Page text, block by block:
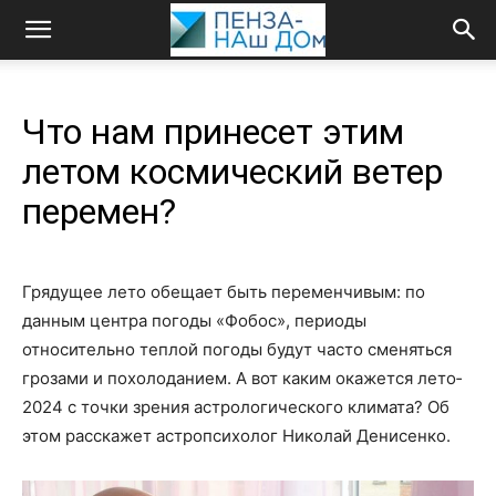
Что нам принесет этим
летом космический ветер
перемен?
Грядущее лето обещает быть переменчивым: по
данным центра погоды «Фобос», периоды
относительно теплой погоды будут часто сменяться
грозами и похолоданием. А вот каким окажется лето­
2024 с точки зрения астрологического климата? Об
этом расскажет астропсихолог Николай Денисенко.